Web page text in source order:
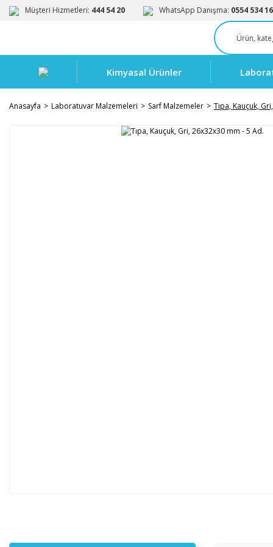
Müşteri Hizmetleri: 444 54 20 WhatsApp Danışma: 0554 534
Kimyasal Ürünler
Anasayfa Laboratuvar Malzemeleri Sarf Malzemeler Tıpa, Kauçuk,